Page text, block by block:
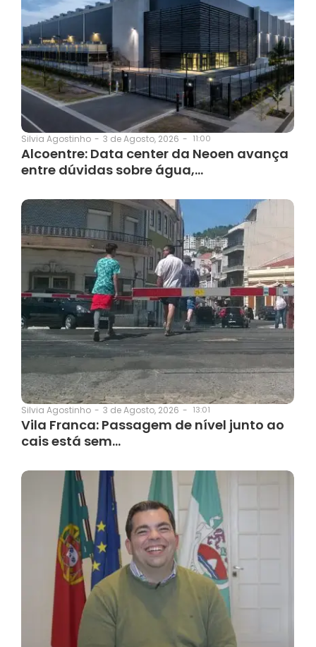
Silvia Agostinho - 3 de Agosto, 2026 - 11:00
Alcoentre: Data center da Neoen avança
entre dúvidas sobre água,…
Silvia Agostinho - 3 de Agosto, 2026 - 13:01
Vila Franca: Passagem de nível junto ao
cais está sem…